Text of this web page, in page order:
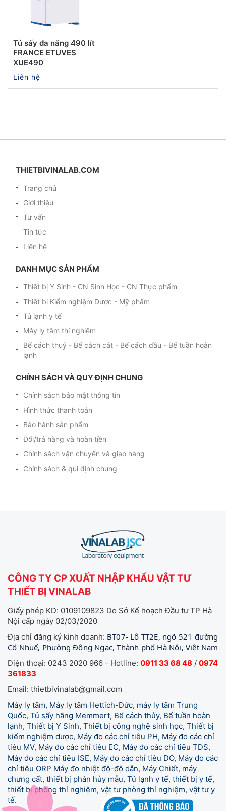
Tủ sấy đa năng 490 lít
FRANCE ETUVES
XUE490
Liên hệ
THIETBIVINALAB.COM
Trang chủ
Giới thiệu
Tư vấn
Tin tức
Liên hệ
DANH MỤC SẢN PHẨM
Thiết bị Y Sinh - CN Sinh Học - CN Thực phẩm
Thiết bị Kiểm nghiệm Dược - Mỹ phẩm
Tủ lạnh y tế
Máy ly tâm thí nghiệm
Bể cách thuỷ - Bể cách cát - Bể cách dầu - Bể tuần hoàn
lạnh
CHÍNH SÁCH VÀ QUY ĐỊNH CHUNG
Chính sách bảo mật thông tin
Hình thức thanh toán
Bảo hành sản phẩm
Đổi/trả hàng và hoàn tiền
Chính sách vận chuyển và giao hàng
Chính sách & qui định chung
CÔNG TY CP XUẤT NHẬP KHẨU VẬT TƯ
THIẾT BỊ VINALAB
Giấy phép KD: 0109109823 Do Sở Kế hoạch Đầu tư TP Hà
Nội cấp ngày 02/03/2020
Địa chỉ đăng ký kinh doanh: BT07- Lô TT2E, ngõ 521 đường
Cổ Nhuế, Phường Đông Ngạc, Thành phố Hà Nội, Việt Nam
Điện thoại: 0243 2020 966 - Hotline: 0911 33 68 48 / 0974
361833
Email: thietbivinalab@gmail.com
Máy ly tâm, Máy ly tâm Hettich-Đức, máy ly tâm Trung
Quốc, Tủ sấy hãng Memmert, Bể cách thủy, Bể tuần hoàn
lạnh, Thiết bị Y Sinh, Thiết bị công nghệ sinh học, Thiết bị
kiểm nghiệm dược, Máy đo các chỉ tiêu PH, Máy đo các chỉ
tiêu MV, Máy đo các chỉ tiêu EC, Máy đo các chỉ tiêu TDS,
Máy đo các chỉ tiêu ISE, Máy đo các chỉ tiêu DO, Máy đo các
chỉ tiêu ORP Máy đo nhiệt độ-độ dẫn, Máy Chiết, máy
chưng cất, thiết bị phân hủy mẫu, Tủ lạnh y tế, thiết bị y tế,
thiết bị phòng thí nghiệm, vật tư phòng thí nghiệm, vật tư y
tế.